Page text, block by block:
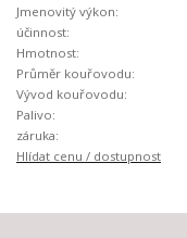
Jmenovitý výkon:
účinnost:
Hmotnost:
Průměr kouřovodu:
Vývod kouřovodu:
Palivo:
záruka:
Hlídat cenu / dostupnost